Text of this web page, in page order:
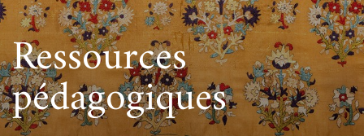
Ressources
pédagogiques